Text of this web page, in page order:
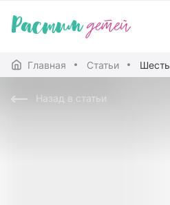
Главная Статьи
Назад в статьи